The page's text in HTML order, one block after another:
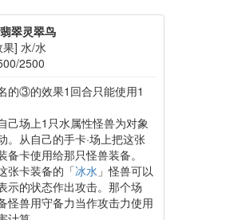
翠灵翠鸟
] 水/水
2500
的③的效果1回合只能使用1
己场上1只水属性怪兽为对象
。从自己的手卡·场上把这张
备卡使用给那只怪兽装备。
张卡装备的「冰水 」怪兽可以
示的状态作出攻击。那个场
怪兽用守备力当作攻击力使用